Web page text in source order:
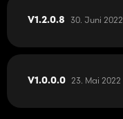
V1.2.0.8 30. Juni 2022
V1.0.0.0 23. Mai 2022